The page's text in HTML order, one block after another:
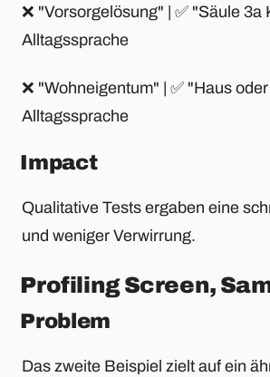
❌ "Vorsorgelösung" | ✅ "Säule
Alltagssprache
❌ "Wohneigentum" | ✅ "Haus
Alltagssprache
Impact
Qualitative Tests ergaben eine
und weniger Verwirrung.
Profiling Screen,
Problem
Das zweite Beispiel zielt auf ein